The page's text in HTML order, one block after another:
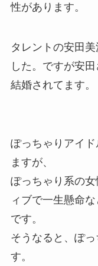
性があります。
タレントの安田
した。ですが安
結婚されてます。
ぽっちゃりアイ
ますが、
ぽっちゃり系の
ィブで一生懸命
です。
そうなると、ぽ
す。